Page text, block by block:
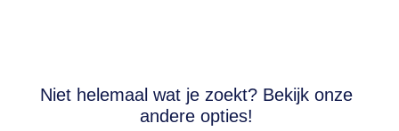
Niet helemaal wat je zoekt? Bekijk onze
andere opties!